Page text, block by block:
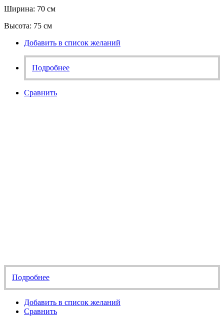
Ширина: 70 см
Высота: 75 см
Добавить в список желаний
Подробнее
Сравнить
Подробнее
Добавить в список желаний
Сравнить